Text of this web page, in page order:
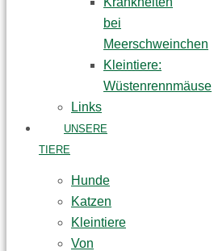
bei
Meerschweinchen
Kleintiere:
Wüstenrennmäuse
Links
UNSERE
TIERE
Hunde
Katzen
Kleintiere
Von